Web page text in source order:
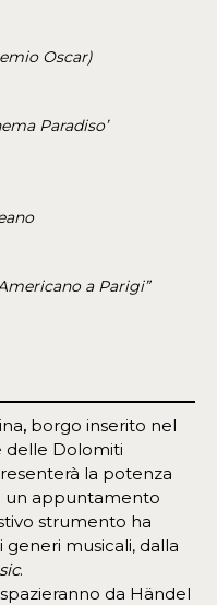
Oscar)
Paradiso’
a Parigi”
, borgo inserito nel
delle Dolomiti
la potenza
un appuntamento
strumento ha
musicali, dalla
.
da Händel